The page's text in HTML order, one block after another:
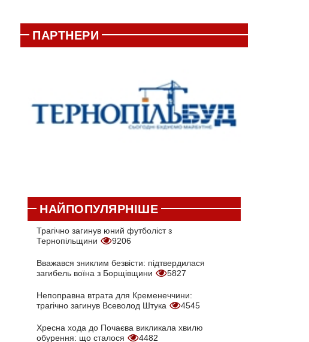
ПАРТНЕРИ
НАЙПОПУЛЯРНІШЕ
Трагічно загинув юний футболіст з
Тернопільщини
9206
Вважався зниклим безвісти: підтвердилася
загибель воїна з Борщівщини
5827
Непоправна втрата для Кременеччини:
трагічно загинув Всеволод Штука
4545
Хресна хода до Почаєва викликала хвилю
обурення: що сталося
4482